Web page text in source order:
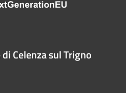
Celenza sul Trigno